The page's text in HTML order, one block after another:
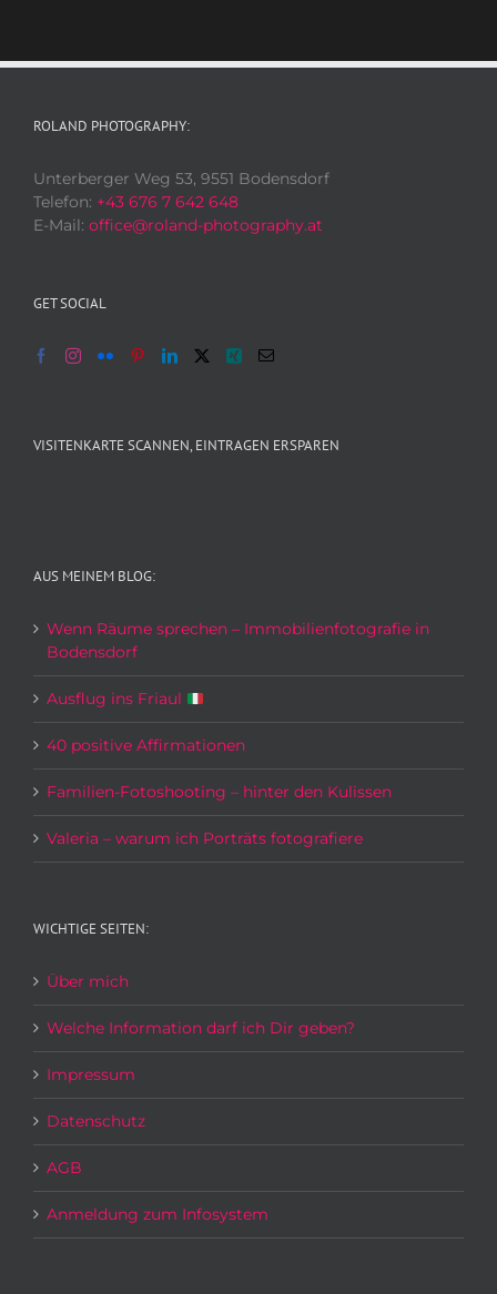
ROLAND PHOTOGRAPHY:
Unterberger Weg 53, 9551 Bodensdorf
Telefon: +43 676 7 642 648
E-Mail: office@roland-photography.at
GET SOCIAL
VISITENKARTE SCANNEN, EINTRAGEN ERSPAREN
AUS MEINEM BLOG:
Wenn Räume sprechen – Immobilienfotografie in
Bodensdorf
Ausflug ins Friaul
40 positive Affirmationen
Familien-Fotoshooting – hinter den Kulissen
Valeria – warum ich Porträts fotografiere
WICHTIGE SEITEN:
Über mich
Welche Information darf ich Dir geben?
Impressum
Datenschutz
AGB
Anmeldung zum Infosystem